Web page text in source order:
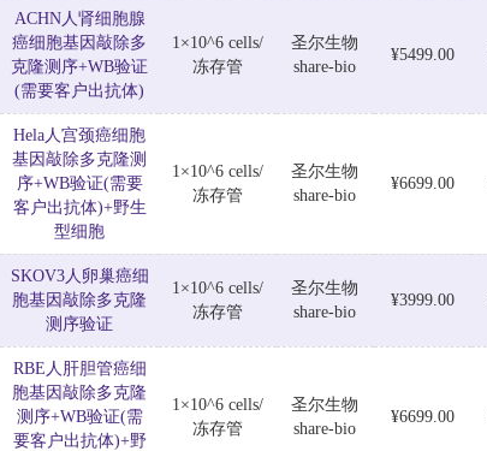
ACHN人肾细胞腺
癌细胞基因敲除多
克隆测序+WB验证
(需要客户出抗体)
1×10^6 cells/
冻存管
圣尔生物
share-bio
¥5499.00
Hela人宫颈癌细胞
基因敲除多克隆测
序+WB验证(需要
客户出抗体)+野生
型细胞
1×10^6 cells/
冻存管
圣尔生物
share-bio
¥6699.00
SKOV3人卵巢癌细
胞基因敲除多克隆
测序验证
1×10^6 cells/
冻存管
圣尔生物
share-bio
¥3999.00
RBE人肝胆管癌细
胞基因敲除多克隆
测序+WB验证(需
要客户出抗体)+野
1×10^6 cells/
冻存管
圣尔生物
share-bio
¥6699.00